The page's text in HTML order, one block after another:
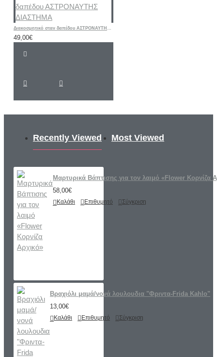
Διακοσμητικό σταν δαπέδου ΑΣΤΡΟΝΑΥΤΗΣ ΔΙΑΣΤΗΜΑ
49,00€
Recently Viewed Most Viewed
Μαρτυρικά Βάπτισης για τον λαιμό «Flower Κορνίζα
58,00€
Καλάθι Επιθυμητό Σύγκριση
Βραχιόλι μαμά/νονά λουλουδια "Φριντα-Frida Kahlo"
13,00€
Καλάθι Επιθυμητό Σύγκριση